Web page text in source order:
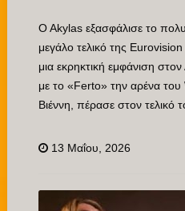
O Akylas εξασφάλισε το
μεγάλο τελικό της
μια εκρηκτική εμφάνιση
με το «Ferto» την αρένα
Βιέννη, πέρασε στον τελικό
13 Μαΐου, 2026